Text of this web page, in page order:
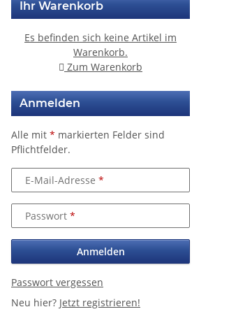
Ihr Warenkorb
Es befinden sich keine Artikel im
Warenkorb.
Zum Warenkorb
Anmelden
Alle mit * markierten Felder sind
Pflichtfelder.
E-Mail-Adresse
Passwort
Anmelden
Passwort vergessen
Neu hier? Jetzt registrieren!